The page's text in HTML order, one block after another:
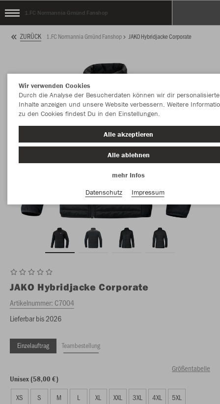
1.FC Normannia Gmünd Fanshop
ZURÜCK 1.FC Normannia Gmünd Fanshop JAKO Hybridjacke Corporate
JAKO Hybridjacke Corporate
Artikelnummer: C7004
Lieferbar bis 2026
Einzelauftrag Teambestellung
Größentabelle
Unisex (58,00 €)
XS S M L XL XXL 3XL 4XL 5XL
Wir verwenden Cookies
Durch die Analyse der Besucherdaten können wir dir personalisierte
Inhalte anzeigen und unsere Website verbessern. Weitere
zu den Cookies findest Du in den Einstellungen.
Alle akzeptieren
Alle ablehnen
mehr Infos
Datenschutz
Impressum